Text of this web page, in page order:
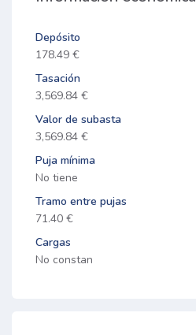
Depósito
178.49 €
Tasación
3,569.84 €
Valor de subasta
3,569.84 €
Puja mínima
No tiene
Tramo entre pujas
71.40 €
Cargas
No constan